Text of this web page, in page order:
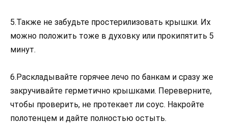
5.Также не забудьте простерилизовать крышки. Их
можно положить тоже в духовку или прокипятить 5
минут.
6.Раскладывайте горячее лечо по банкам и сразу же
закручивайте герметично крышками. Переверните,
чтобы проверить, не протекает ли соус. Накройте
полотенцем и дайте полностью остыть.